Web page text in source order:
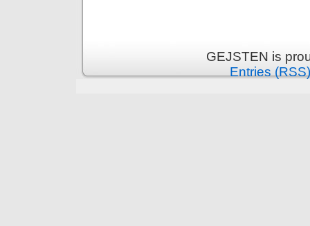
GEJSTEN is
Entries (RSS)